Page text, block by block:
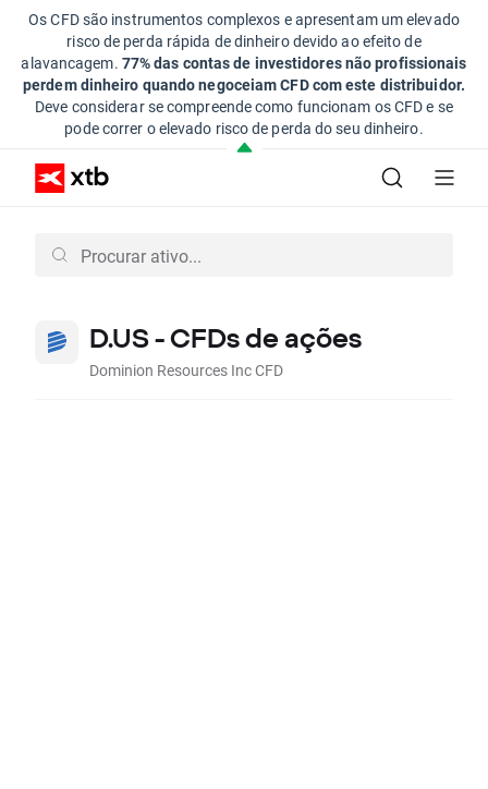
Os CFD são instrumentos complexos e apresentam um elevado
risco de perda rápida de dinheiro devido ao efeito de
alavancagem. 77% das contas de investidores não profissionais
perdem dinheiro quando negoceiam CFD com este distribuidor.
Deve considerar se compreende como funcionam os CFD e se
pode correr o elevado risco de perda do seu dinheiro.
D.US - CFDs de ações
Dominion Resources Inc CFD